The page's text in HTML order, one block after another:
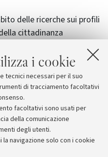
i cookie
tecnici necessari per il suo
di tracciamento facoltativi
facoltativi sono usati per
della comunicazione
degli utenti.
navigazione solo con i cookie
delle ricerche sui profili
cittadinanza
alla prof.ssa
e che, ad oggi,
di molte scuole dei
e di Ravenna.